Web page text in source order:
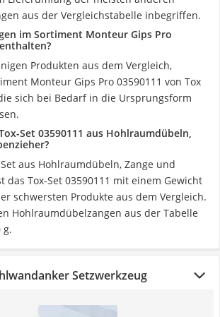
aus der Vergleichstabelle inbegriffen.
im Sortiment Monteur Gips Pro
Produkten aus dem Vergleich,
Monteur Gips Pro 03590111 von Tox
sich bei Bedarf in die Ursprungsform
Set 03590111 aus Hohlraumdübeln,
aus Hohlraumdübeln, Zange und
das Tox-Set 03590111 mit einem Gewicht
schwersten Produkte aus dem Vergleich.
Hohlraumdübelzangen aus der Tabelle
g.
Setzwerkzeug